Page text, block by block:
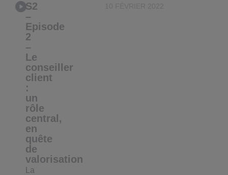
S2
–
Episode
2
–
Le
conseiller
client
:
un
rôle
central,
en
quête
de
valorisation
La